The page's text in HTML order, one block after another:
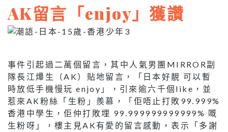
AK留言「enjoy」獲讚
事件引起過二萬個留言，其中人氣男團MIRROR副
隊長江𤒹生（AK）貼地留言，「日本好靚 可以暫
時放低手機慢玩 enjoy」，引來逾六千個like，並
惹來AK粉絲「生粉」羨慕，「佢唔止打敗99.999%
香港中學生，佢仲打敗埋 99.999999999999% 嘅
生粉呀」，樓主見AK有愛的留言感動，表示「多謝